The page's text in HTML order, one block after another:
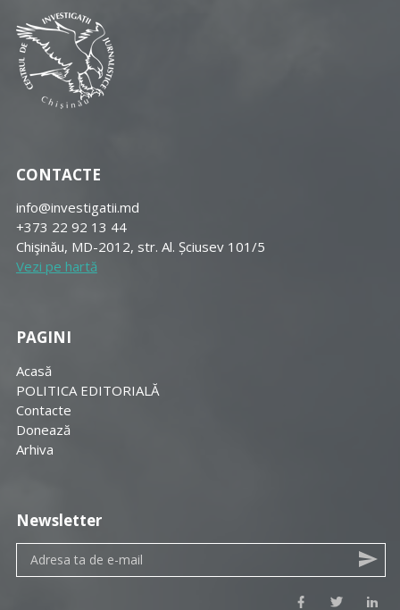
CONTACTE
info@investigatii.md
+373 22 92 13 44
Chişinău, MD-2012, str. Al. Șciusev 101/5
Vezi pe hartă
PAGINI
Acasă
POLITICA EDITORIALĂ
Contacte
Donează
Arhiva
Newsletter